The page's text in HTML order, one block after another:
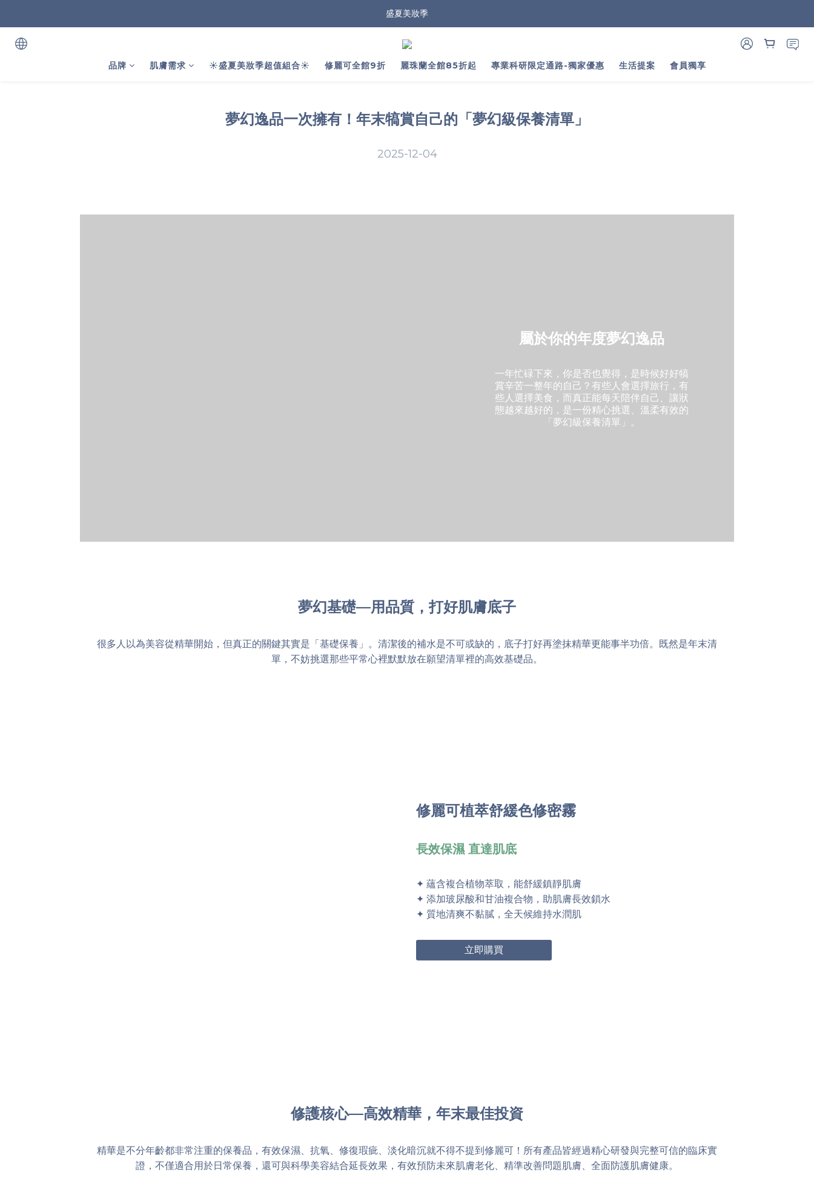
盛夏美妝季
品牌 肌膚需求 ☀️盛夏美妝季超值組合☀️ 修麗可全館9折 麗珠蘭全館85折起 專業科研限定通路-獨家優惠 生活提案 會員獨享
夢幻逸品一次擁有！年末犒賞自己的「夢幻級保養清單」
2025-12-04
屬於你的年度夢幻逸品
一年忙碌下來，你是否也覺得，是時候好好犒
賞辛苦一整年的自己？有些人會選擇旅行，有
些人選擇美食，而真正能每天陪伴自己、讓狀
態越來越好的，是一份精心挑選、溫柔有效的
「夢幻級保養清單」。
夢幻基礎—用品質，打好肌膚底子
很多人以為美容從精華開始，但真正的關鍵其實是「基礎保養」。清潔後的補水是不可或缺的，底子打好再塗抹精華更能事半功倍。既然是年末清
單，不妨挑選那些平常心裡默默放在願望清單裡的高效基礎品。
修麗可植萃舒緩色修密霧
長效保濕 直達肌底
✦ 蘊含複合植物萃取，能舒緩鎮靜肌膚
✦ 添加玻尿酸和甘油複合物，助肌膚長效鎖水
✦ 質地清爽不黏膩，全天候維持水潤肌
立即購買
修護核心—高效精華，年末最佳投資
精華是不分年齡都非常注重的保養品，有效保濕、抗氧、修復瑕疵、淡化暗沉就不得不提到修麗可！所有產品皆經過精心研發與完整可信的臨床實
證，不僅適合用於日常保養，還可與科學美容結合延長效果，有效預防未來肌膚老化、精準改善問題肌膚、全面防護肌膚健康。